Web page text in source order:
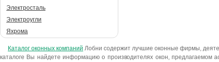
Электросталь
Электроугли
Яхрома
Каталог оконных компаний Лобни содержит лучшие оконные фирмы,
каталоге Вы найдете информацию о производителях окон, предлагаемом